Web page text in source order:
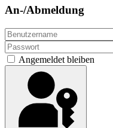
An-/Abmeldung
Angemeldet bleiben